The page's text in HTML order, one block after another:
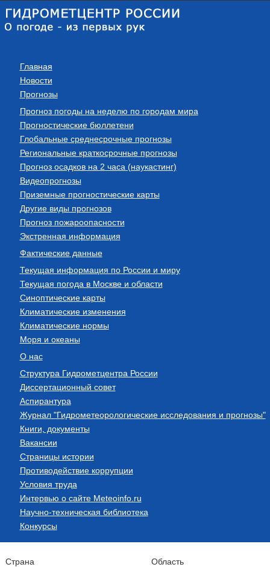
Главная
Новости
Прогнозы
Прогноз погоды на неделю по городам мира
Прогностические бюллетени
Глобальные среднесрочные прогнозы
Региональные краткосрочные прогнозы
Прогноз осадков на 2 часа (наукастинг)
Видеопрогнозы
Приземные прогностические карты
Другие виды прогнозов
Прогноз пожароопасности
Экстренная информация
Фактические данные
Текущая информация по России и миру
Текущая погода в Москве и области
Синоптические карты
Климатические изменения
Климатические нормы
Моря и океаны
О нас
Структура Гидрометцентра России
Диссертационный совет
Аспирантура
Журнал "Гидрометеорологические исследования и прогнозы"
Книги, документы
Вакансии
Страницы истории
Противодействие коррупции
Условия труда
Интервью о сайте Meteoinfo.ru
Научно-техническая библиотека
Конкурсы
Страна Область